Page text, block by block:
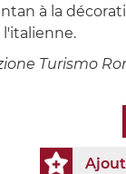
à la
l'italienne.
Turismo